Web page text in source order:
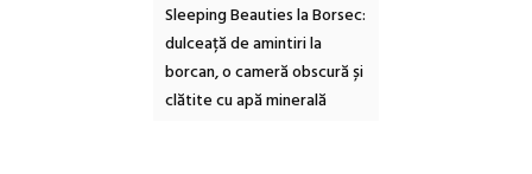
Sleeping Beauties la Borsec:
dulceață de amintiri la
borcan, o cameră obscură și
clătite cu apă minerală